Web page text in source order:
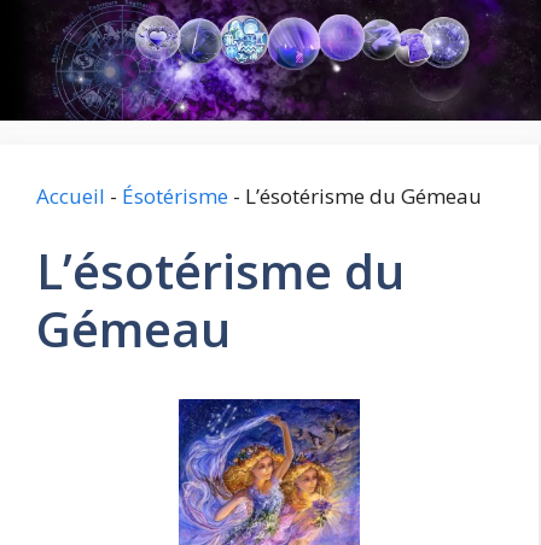
contenu
Accueil - Ésotérisme - L’ésotérisme du Gémeau
L’ésotérisme du
Gémeau